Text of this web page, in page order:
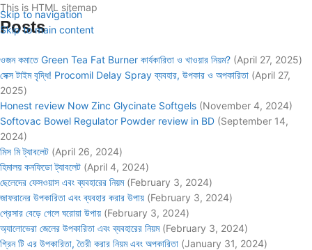
Skip to navigation
Skip to main content
This is HTML sitemap
Posts
ওজন কমাতে Green Tea Fat Burner কার্যকারিতা ও খাওয়ার নিয়ম? (April 27, 2025)
সেক্স টাইম বৃদ্ধি! Procomil Delay Spray ব্যবহার, উপকার ও অপকারিতা (April 27,
2025)
Honest review Now Zinc Glycinate Softgels (November 4, 2024)
Softovac Bowel Regulator Powder review in BD (September 14,
2024)
মিস মি ট্যাবলেট (April 26, 2024)
হিমালয় কনফিডো ট্যাবলেট (April 4, 2024)
ছেলেদের ফেসওয়াস এবং ব্যবহারের নিয়ম (February 3, 2024)
জাফরানের উপকারিতা এবং ব্যবহার করার উপায় (February 3, 2024)
প্রেসার বেড়ে গেলে ঘরোয়া উপায় (February 3, 2024)
অ্যালোভেরা জেলের উপকারিতা এবং ব্যবহারের নিয়ম (February 3, 2024)
গ্রিন টি এর উপকারিতা, তৈরী করার নিয়ম এবং অপকারিতা (January 31, 2024)